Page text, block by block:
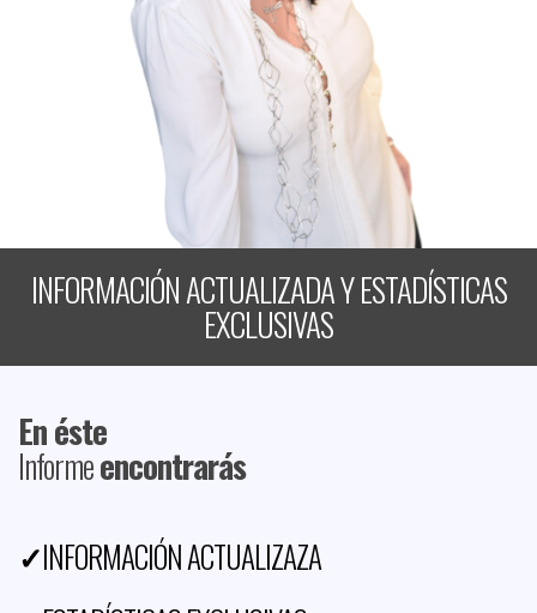
INFORMACIÓN ACTUALIZADA Y ESTADÍSTICAS
EXCLUSIVAS
En éste
Informeencontrarás
✓INFORMACIÓN ACTUALIZAZA